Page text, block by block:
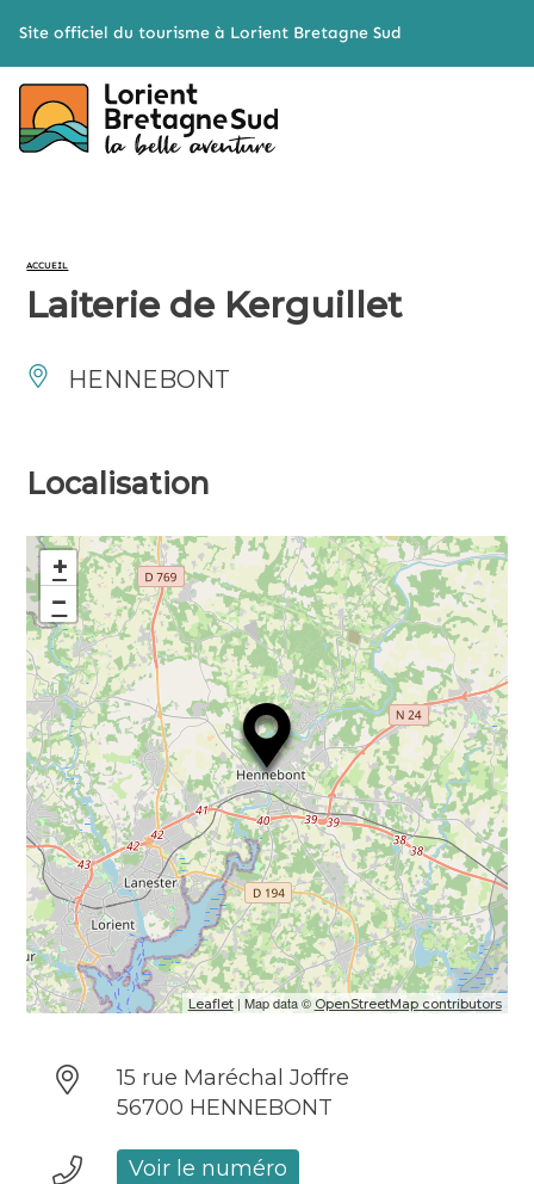
Site officiel du tourisme à Lorient Bretagne Sud
ACCUEIL
Laiterie de Kerguillet
HENNEBONT
Localisation
+
−
Leaflet| Map data © OpenStreetMap contributors
15 rue Maréchal Joffre
56700 HENNEBONT
Voir le numéro